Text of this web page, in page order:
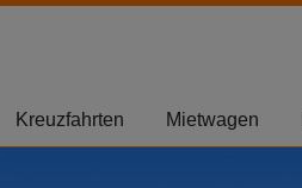
Kreuzfahrten Mietwagen